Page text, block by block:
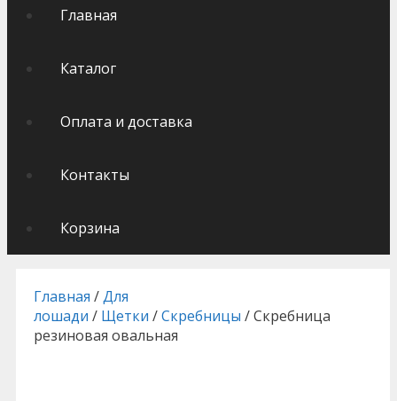
Главная
Каталог
Оплата и доставка
Контакты
Корзина
Главная /Для
лошади / Щетки /Скребницы / Скребница
резиновая овальная